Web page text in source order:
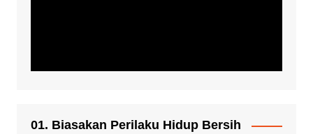
01. Biasakan Perilaku Hidup Bersih